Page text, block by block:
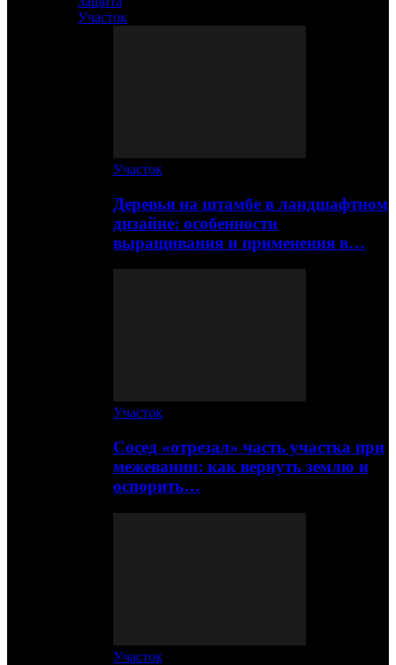
Участок
Участок
Деревья на штамбе в ландшафтном
дизайне: особенности
выращивания и применения в…
Участок
Сосед «отрезал» часть участка при
межевании: как вернуть землю и
оспорить…
Участок